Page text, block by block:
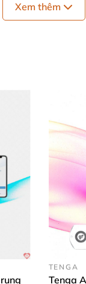
Xem thêm
TENGA
Tenga